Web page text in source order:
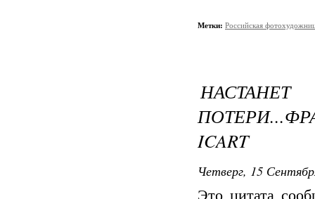
Метки: Российская
ICART
Четверг, 15
Это цитата